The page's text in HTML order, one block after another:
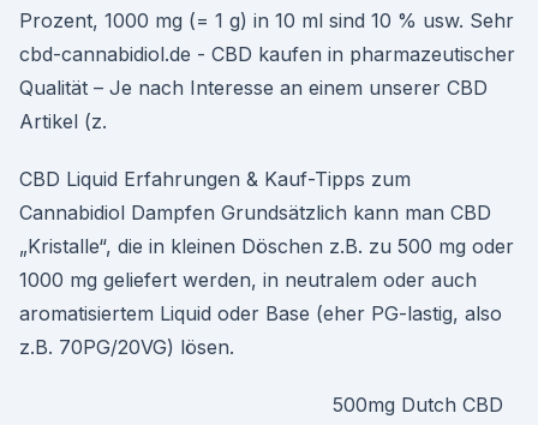
Prozent, 1000 mg (= 1 g) in 10 ml sind 10 % usw. Sehr
cbd-cannabidiol.de - CBD kaufen in pharmazeutischer
Qualität – Je nach Interesse an einem unserer CBD
Artikel (z.
CBD Liquid Erfahrungen & Kauf-Tipps zum
Cannabidiol Dampfen Grundsätzlich kann man CBD
„Kristalle“, die in kleinen Döschen z.B. zu 500 mg oder
1000 mg geliefert werden, in neutralem oder auch
aromatisiertem Liquid oder Base (eher PG-lastig, also
z.B. 70PG/20VG) lösen.
500mg Dutch CBD